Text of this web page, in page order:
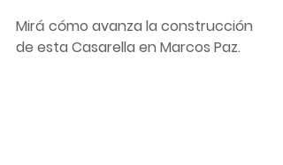
Mirá cómo avanza la construcción
de esta Casarella en Marcos Paz.